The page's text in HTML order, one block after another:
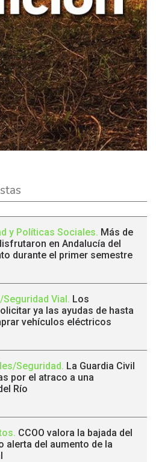
y Políticas Sociales. Más de
en Andalucía del
durante el primer semestre
Vial. Los
ya las ayudas de hasta
vehículos eléctricos
Seguridad. La Guardia Civil
por el atraco a una
Río
. CCOO valora la bajada del
alerta del aumento de la